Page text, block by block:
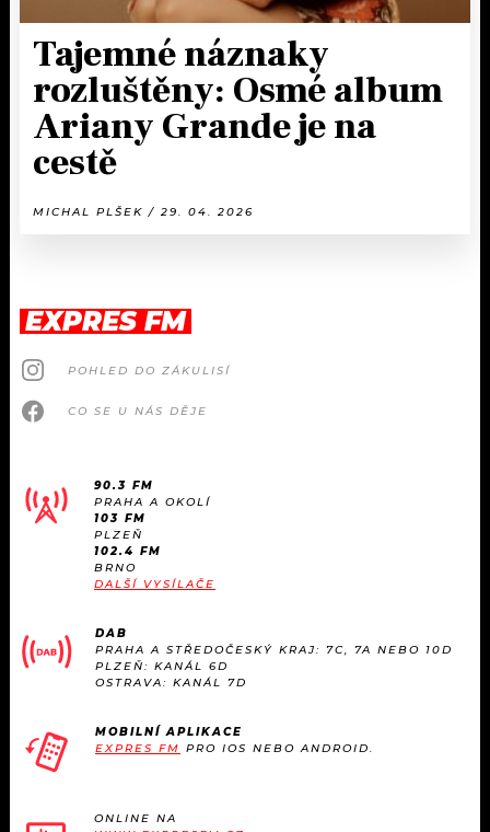
Tajemné náznaky
rozluštěny: Osmé album
Ariany Grande je na
cestě
MICHAL PLŠEK / 29. 04. 2026
EXPRES FM
POHLED DO ZÁKULISÍ
CO SE U NÁS DĚJE
90.3 FM
PRAHA A OKOLÍ
103 FM
PLZEŇ
102.4 FM
BRNO
DALŠÍ VYSÍLAČE
DAB
PRAHA A STŘEDOČESKÝ KRAJ: 7C, 7A NEBO 10D
PLZEŇ: KANÁL 6D
OSTRAVA: KANÁL 7D
MOBILNÍ APLIKACE
EXPRES FM PRO IOS NEBO ANDROID.
ONLINE NA